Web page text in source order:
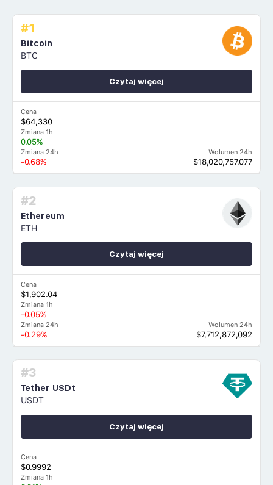
#1
Bitcoin
BTC
Cena
$64,330
Zmiana 1h
0.05%
Zmiana 24h
-0.68%
Wolumen 24h
$18,020,757,077
Czytaj więcej
#2
Ethereum
ETH
Cena
$1,902.04
Zmiana 1h
-0.05%
Zmiana 24h
-0.29%
Wolumen 24h
$7,712,872,092
Czytaj więcej
#3
Tether USDt
USDT
Cena
$0.9992
Zmiana 1h
Czytaj więcej